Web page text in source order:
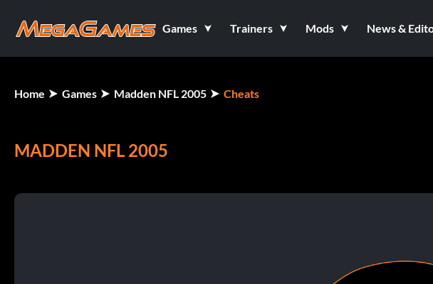
Games Trainers Mods News &
Home Games Madden NFL 2005 Cheats
MADDEN NFL 2005